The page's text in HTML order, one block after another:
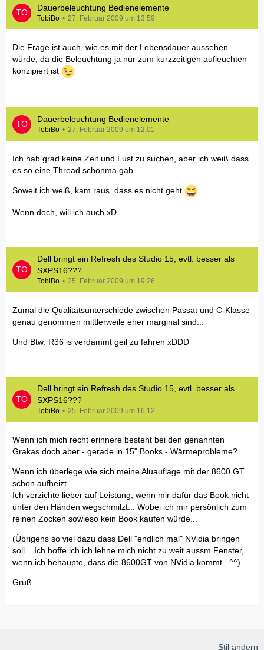
Dauerbeleuchtung Bedienelemente
TobiBo 27. Februar 2009 um 13:59
Die Frage ist auch, wie es mit der Lebensdauer aussehen
würde, da die Beleuchtung ja nur zum kurzzeitigen aufleuchten
konzipiert ist
Dauerbeleuchtung Bedienelemente
TobiBo 27. Februar 2009 um 12:01
Ich hab grad keine Zeit und Lust zu suchen, aber ich weiß dass
es so eine Thread schonma gab...
Soweit ich weiß, kam raus, dass es nicht geht
Wenn doch, will ich auch xD
Dell bringt ein Refresh des Studio 15, evtl. besser als
SXPS16???
TobiBo 25. Februar 2009 um 19:26
Zumal die Qualitätsunterschiede zwischen Passat und C-Klasse
genau genommen mittlerweile eher marginal sind...
Und Btw: R36 is verdammt geil zu fahren xDDD
Dell bringt ein Refresh des Studio 15, evtl. besser als
SXPS16???
TobiBo 25. Februar 2009 um 16:12
Wenn ich mich recht erinnere besteht bei den genannten
Grakas doch aber - gerade in 15" Books - Wärmeprobleme?
Wenn ich überlege wie sich meine Aluauflage mit der 8600 GT
schon aufheizt...
Ich verzichte lieber auf Leistung, wenn mir dafür das Book nicht
unter den Händen wegschmilzt... Wobei ich mir persönlich zum
reinen Zocken sowieso kein Book kaufen würde...
(Übrigens so viel dazu dass Dell "endlich mal" NVidia bringen
soll... Ich hoffe ich ich lehne mich nicht zu weit aussm Fenster,
wenn ich behaupte, dass die 8600GT von NVidia kommt...^^)
Gruß
Stil ändern